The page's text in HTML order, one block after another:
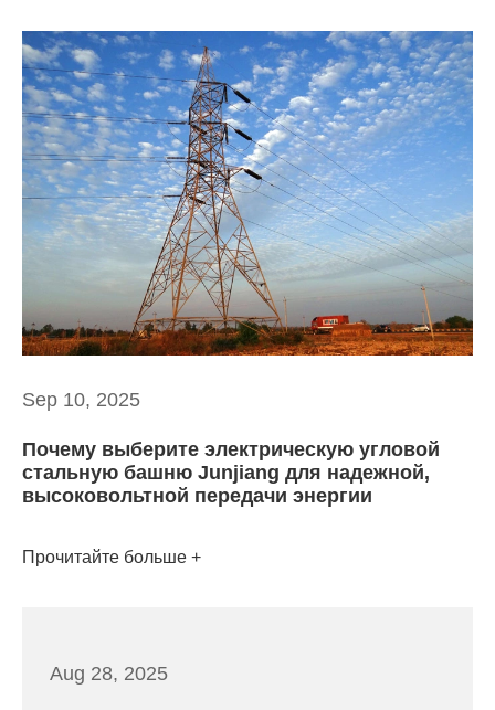
Sep 10, 2025
Почему выберите электрическую угловой
стальную башню Junjiang для надежной,
высоковольтной передачи энергии
Прочитайте больше
Aug 28, 2025